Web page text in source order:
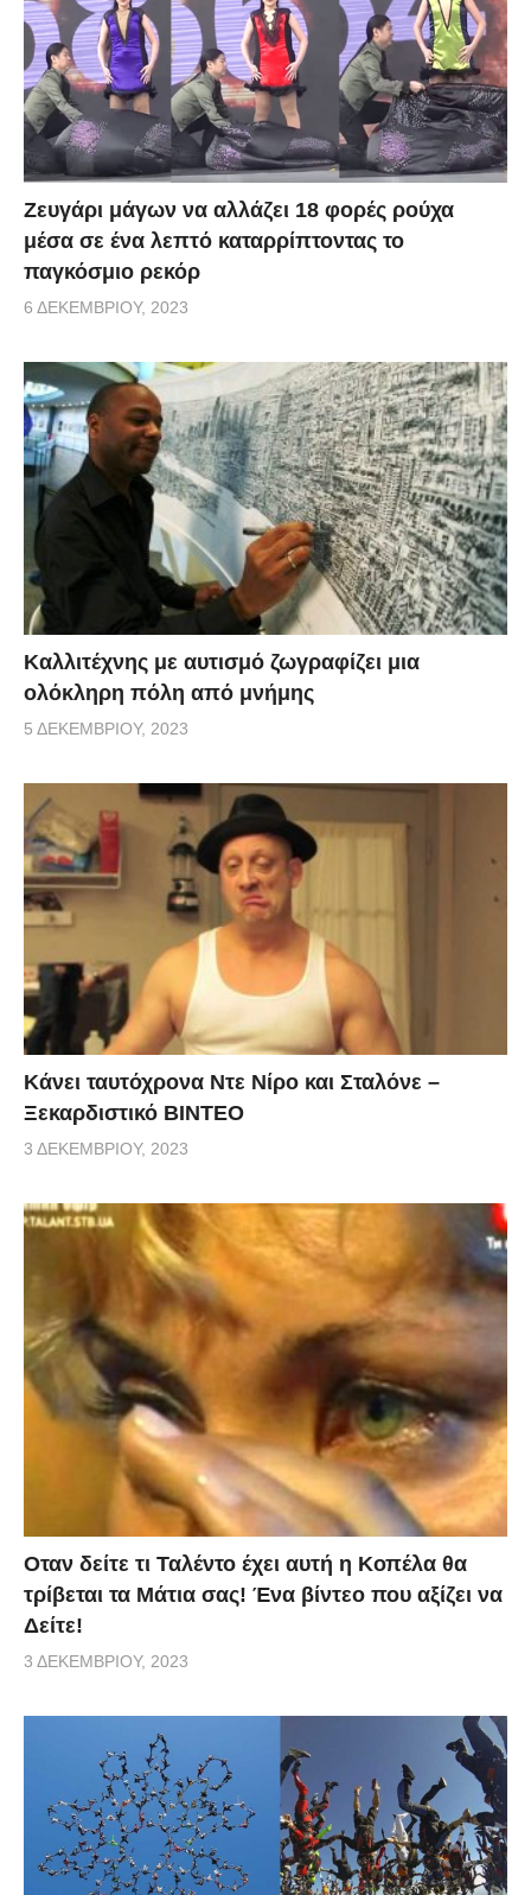
Zευγάρι μάγων να αλλάζει 18 φορές ρούχα
μέσα σε ένα λεπτό καταρρίπτοντας το
παγκόσμιο ρεκόρ
6 ΔΕΚΕΜΒΡΊΟΥ, 2023
Καλλιτέχνης με αυτισμό ζωγραφίζει μια
ολόκληρη πόλη από μνήμης
5 ΔΕΚΕΜΒΡΊΟΥ, 2023
Κάνει ταυτόχρονα Ντε Νίρο και Σταλόνε –
Ξεκαρδιστικό ΒΙΝΤΕΟ
3 ΔΕΚΕΜΒΡΊΟΥ, 2023
Οταν δείτε τι Ταλέντο έχει αυτή η Κοπέλα θα
τρίβεται τα Μάτια σας! Ένα βίντεο που αξίζει να
Δείτε!
3 ΔΕΚΕΜΒΡΊΟΥ, 2023